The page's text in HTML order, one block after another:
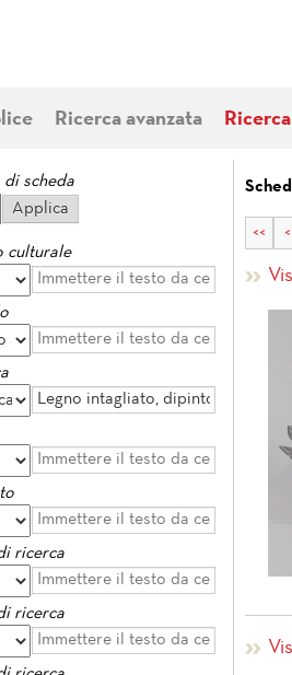
Ricerca avanzata
di scheda
culturale
ricerca
ricerca
<< <